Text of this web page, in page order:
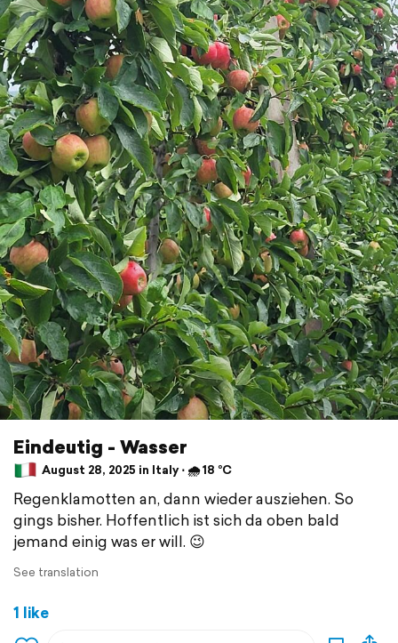
Eindeutig - Wasser
August 28, 2025 in Italy ⋅ 🌧 18 °C
Regenklamotten an, dann wieder ausziehen. So
gings bisher. Hoffentlich ist sich da oben bald
jemand einig was er will. 😉
See translation
1 like